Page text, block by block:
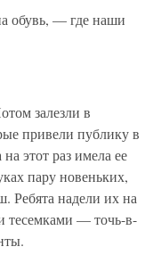
обувь, — где наши
залезли в
привели публику в
этот раз имела ее
пару новеньких,
Ребята надели их на
тесемками — точь-в-